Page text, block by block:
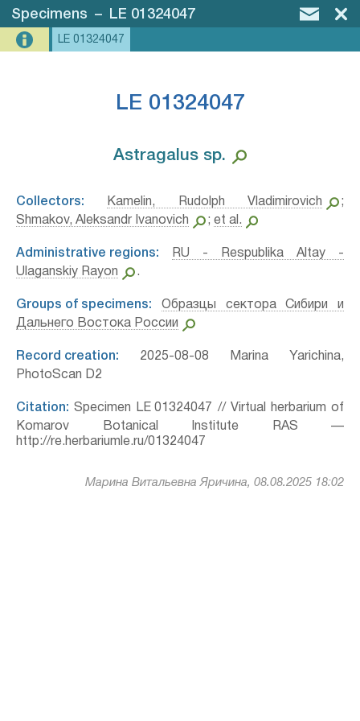
Specimens – LE 01324047
LE 01324047
LE 01324047
Astragalus sp.⁣
Collectors: Kamelin, Rudolph Vladimirovich
;
Shmakov, Aleksandr Ivanovich
; et al.
Administrative regions:
RU - Respublika Altay -
Ulaganskiy Rayon
.
Groups of specimens:
Образцы сектора Сибири и
Дальнего Востока России
Record creation: 2025-08-08 Marina Yarichina,
PhotoScan D2
Citation: Specimen LE 01324047 // Virtual herbarium of
Komarov Botanical Institute RAS —
http://re.herbariumle.ru/01324047
Марина Витальевна Яричина, 08.08.2025 18:02